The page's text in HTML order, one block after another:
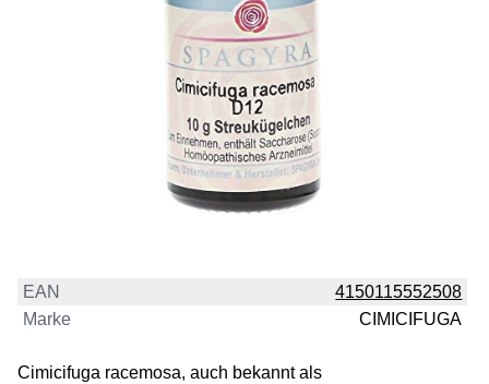
EAN
4150115552508
Marke
CIMICIFUGA
Cimicifuga racemosa, auch bekannt als